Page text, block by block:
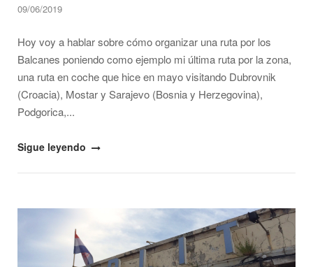
09/06/2019
Hoy voy a hablar sobre cómo organizar una ruta por los
Balcanes poniendo como ejemplo mi última ruta por la zona,
una ruta en coche que hice en mayo visitando Dubrovnik
(Croacia), Mostar y Sarajevo (Bosnia y Herzegovina),
Podgorica,...
"Cómo
Sigue leyendo
Open post